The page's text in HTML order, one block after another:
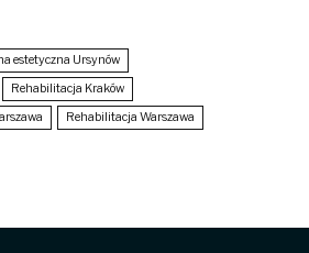
estetyczna Ursynów
Rehabilitacja Kraków
Rehabilitacja Warszawa